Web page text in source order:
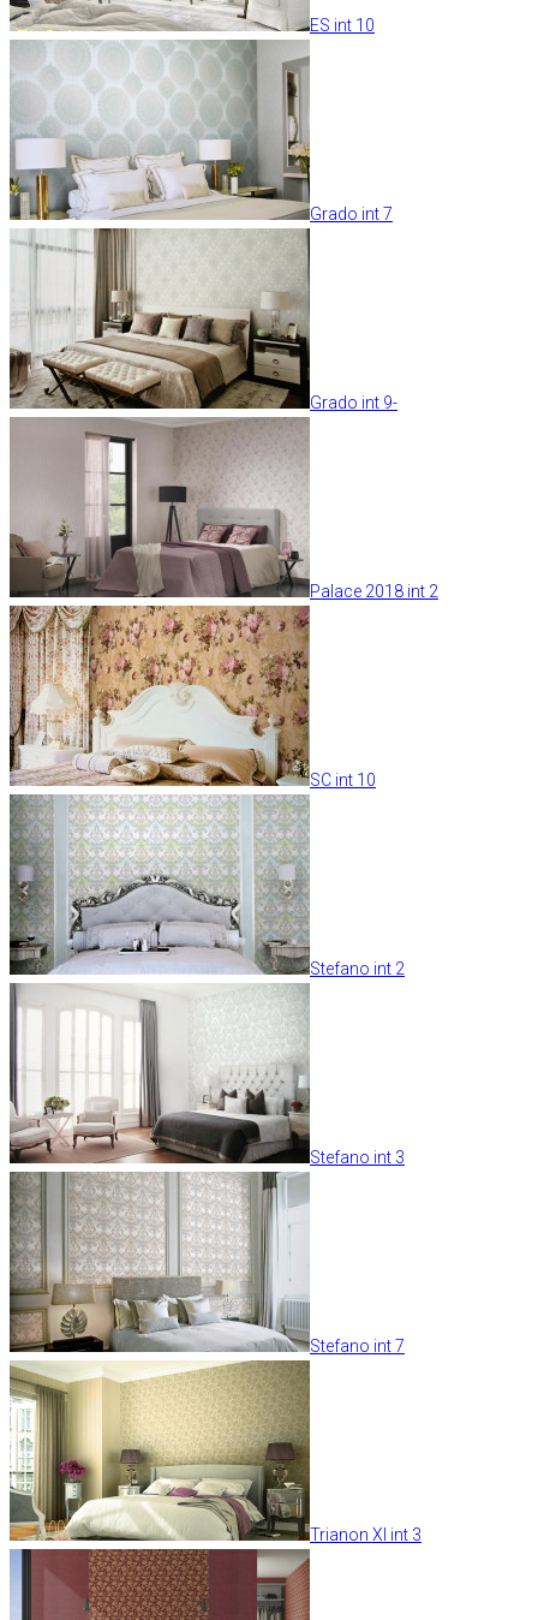
ES int 10
Grado int 7
Grado int 9-
Palace 2018 int 2
SC int 10
Stefano int 2
Stefano int 3
Stefano int 7
Trianon XI int 3